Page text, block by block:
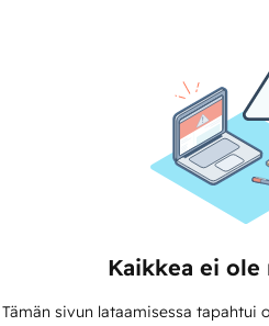
Kaikkea ei
Tämän sivun lataamisessa